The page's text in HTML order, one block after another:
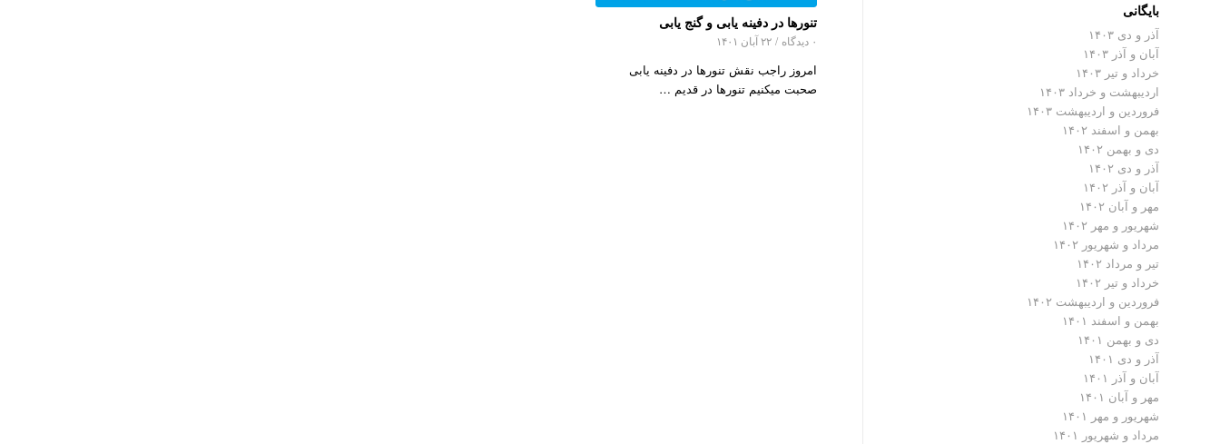
تنورها در دفینه یابی و گنج یابی
۰ دیدگاه / ۲۲ آبان ۱۴۰۱
امروز راجب نقش تنورها در دفینه یابی
صحبت میکنیم تنورها در قدیم …
بایگانی
آذر و دی ۱۴۰۳
آبان و آذر ۱۴۰۳
خرداد و تیر ۱۴۰۳
اردیبهشت و خرداد ۱۴۰۳
فروردین و اردیبهشت ۱۴۰۳
بهمن و اسفند ۱۴۰۲
دی و بهمن ۱۴۰۲
آذر و دی ۱۴۰۲
آبان و آذر ۱۴۰۲
مهر و آبان ۱۴۰۲
شهریور و مهر ۱۴۰۲
مرداد و شهریور ۱۴۰۲
تیر و مرداد ۱۴۰۲
خرداد و تیر ۱۴۰۲
فروردین و اردیبهشت ۱۴۰۲
بهمن و اسفند ۱۴۰۱
دی و بهمن ۱۴۰۱
آذر و دی ۱۴۰۱
آبان و آذر ۱۴۰۱
مهر و آبان ۱۴۰۱
شهریور و مهر ۱۴۰۱
مرداد و شهریور ۱۴۰۱